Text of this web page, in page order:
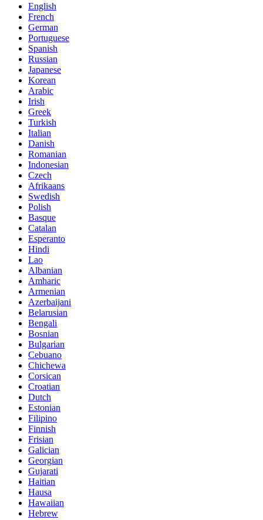
English
French
German
Portuguese
Spanish
Russian
Japanese
Korean
Arabic
Irish
Greek
Turkish
Italian
Danish
Romanian
Indonesian
Czech
Afrikaans
Swedish
Polish
Basque
Catalan
Esperanto
Hindi
Lao
Albanian
Amharic
Armenian
Azerbaijani
Belarusian
Bengali
Bosnian
Bulgarian
Cebuano
Chichewa
Corsican
Croatian
Dutch
Estonian
Filipino
Finnish
Frisian
Galician
Georgian
Gujarati
Haitian
Hausa
Hawaiian
Hebrew